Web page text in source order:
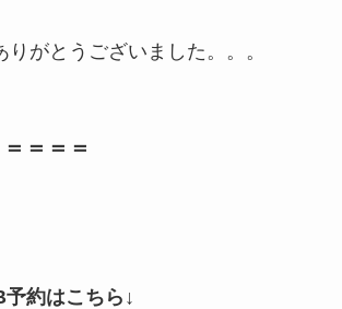
りがとうございました。。。
＝＝＝
約はこちら↓